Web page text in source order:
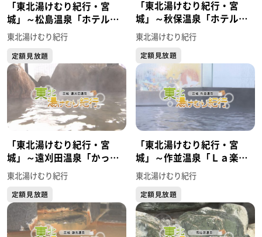
「東北湯けむり紀行・宮
城」～松島温泉「ホテル
絶景の館」～
東北湯けむり紀行
定額見放題
「東北湯けむり紀行・宮
城」～秋保温泉「ホテル華
乃湯」～
東北湯けむり紀行
定額見放題
「東北湯けむり紀行・宮
城」～遠刈田温泉「かっぱ
の宿 旅館三治郎」～
東北湯けむり紀行
定額見放題
「東北湯けむり紀行・宮
城」～作並温泉「Ｌａ楽リ
ゾートホテル グリーング
東北湯けむり紀行
定額見放題